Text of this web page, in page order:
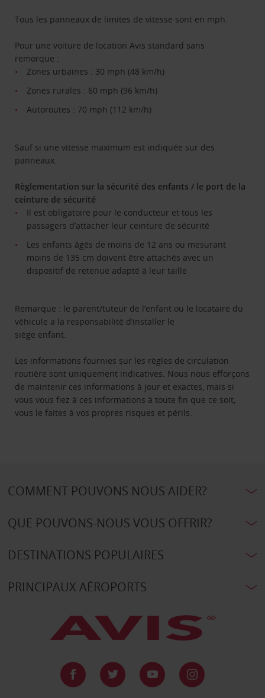
Tous les panneaux de limites de vitesse sont en mph.
Pour une voiture de location Avis standard sans
remorque :
Zones urbaines : 30 mph (48 km/h)
Zones rurales : 60 mph (96 km/h)
Autoroutes : 70 mph (112 km/h)
Sauf si une vitesse maximum est indiquée sur des
panneaux.
Règlementation sur la sécurité des enfants / le port de la
ceinture de sécurité
Il est obligatoire pour le conducteur et tous les
passagers d’attacher leur ceinture de sécurité
Les enfants âgés de moins de 12 ans ou mesurant
moins de 135 cm doivent être attachés avec un
dispositif de retenue adapté à leur taille
Remarque : le parent/tuteur de l’enfant ou le locataire du
véhicule a la responsabilité d’installer le
siège enfant.
Les informations fournies sur les règles de circulation
routière sont uniquement indicatives. Nous nous efforçons
de maintenir ces informations à jour et exactes, mais si
vous vous fiez à ces informations à toute fin que ce soit,
vous le faites à vos propres risques et périls.
COMMENT POUVONS NOUS AIDER?
QUE POUVONS-NOUS VOUS OFFRIR?
DESTINATIONS POPULAIRES
PRINCIPAUX AÉROPORTS